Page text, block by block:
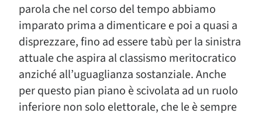
parola che nel corso del tempo abbiamo
imparato prima a dimenticare e poi a quasi a
disprezzare, fino ad essere tabù per la sinistra
attuale che aspira al classismo meritocratico
anziché all’uguaglianza sostanziale. Anche
per questo pian piano è scivolata ad un ruolo
inferiore non solo elettorale, che le è sempre